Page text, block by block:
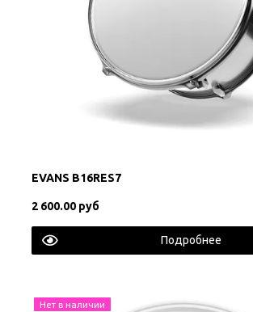
EVANS B16RES7
2 600.00 руб
Подробнее
Нет в наличии